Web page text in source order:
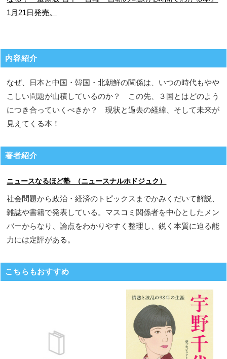
1月21日発売。
内容紹介
なぜ、日本と中国・韓国・北朝鮮の関係は、いつの時代もやや
こしい問題が山積しているのか？ この先、３国とはどのよう
につき合っていくべきか？ 現状と過去の経緯、そして未来が
見えてくる本！
著者紹介
ニュースなるほど塾 （ニュースナルホドジュク）
社会問題から政治・経済のトピックスまでかみくだいて解説、
雑誌や書籍で発表している。マスコミ関係者を中心としたメン
バーからなり、論点をわかりやすく整理し、鋭く本質に迫る能
力には定評がある。
こちらもおすすめ